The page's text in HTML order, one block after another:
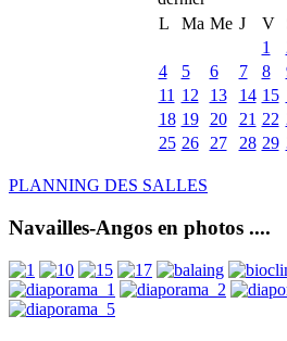
L
Ma Me J V
1
4
5 6 7 8
11 12 13 14 15
18 19 20 21 22
25 26 27 28 29
PLANNING DES SALLES
Navailles-Angos en photos ....